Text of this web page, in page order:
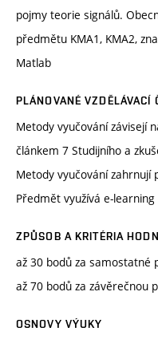
pojmy teorie signálů.
předmětu KMA1, KMA2,
Matlab
PLÁNOVANÉ VZDĚLÁVACÍ
Metody vyučování závisejí
článkem 7 Studijního a
Metody vyučování zahrnují
Předmět využívá e-learning
ZPŮSOB A KRITÉRIA
až 30 bodů za samostatné
až 70 bodů za závěrečnou
OSNOVY VÝUKY